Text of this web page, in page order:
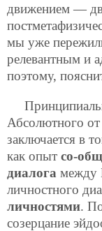
движением —
мы уже
релевантным и
поэтому,
Абсолютного
заключается в
как опыт со-
диалога между
личностного
личностями.
созерцание